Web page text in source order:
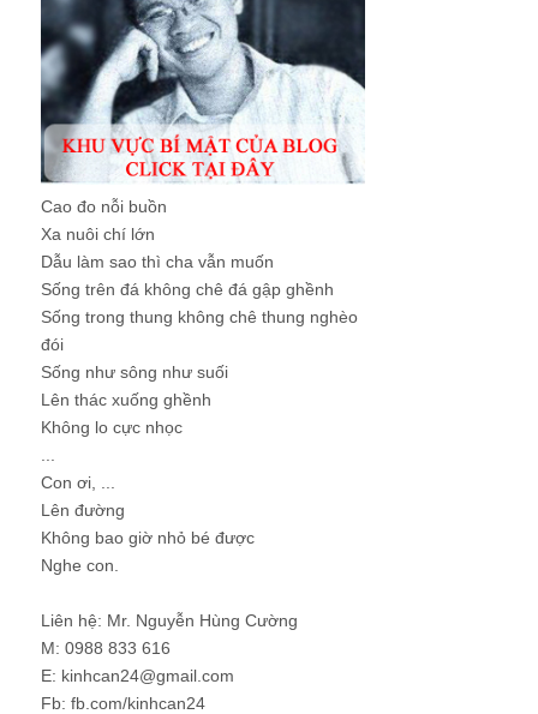
Cao đo nỗi buồn
Xa nuôi chí lớn
Dẫu làm sao thì cha vẫn muốn
Sống trên đá không chê đá gập ghềnh
Sống trong thung không chê thung nghèo
đói
Sống như sông như suối
Lên thác xuống ghềnh
Không lo cực nhọc
Con ơi, ...
Lên đường
Không bao giờ nhỏ bé được
Nghe con.
Liên hệ: Mr. Nguyễn Hùng Cường
M: 0988 833 616
E: kinhcan24@gmail.com
Fb: fb.com/kinhcan24